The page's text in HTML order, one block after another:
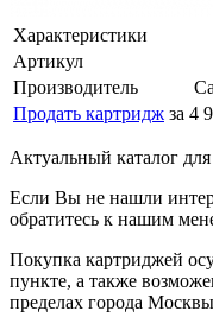
Характеристики
Артикул
Производитель
Продать картридж за 4
Актуальный каталог для
Если Вы не нашли
обратитесь к нашим
Покупка картриджей
пункте, а также
пределах города